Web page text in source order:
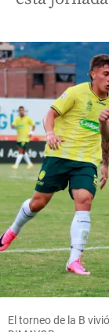
El torneo de la B